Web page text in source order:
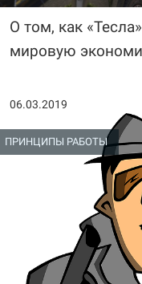
О том, как
мировую
06.03.2019
ПРИНЦИПЫ РАБОТЫ